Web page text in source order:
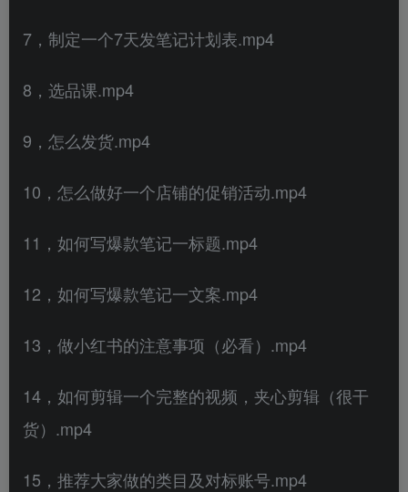
7，制定一个7天发笔记计划表.mp4
8，选品课.mp4
9，怎么发货.mp4
10，怎么做好一个店铺的促销活动.mp4
11，如何写爆款笔记一标题.mp4
12，如何写爆款笔记一文案.mp4
13，做小红书的注意事项（必看）.mp4
14，如何剪辑一个完整的视频，夹心剪辑（很干
货）.mp4
15，推荐大家做的类目及对标账号.mp4